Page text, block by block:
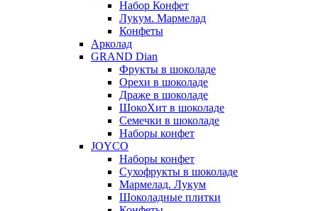
Набор Конфет
Лукум. Мармелад
Конфеты
Арколад
GRAND Dian
Фрукты в шоколаде
Орехи в шоколаде
Драже в шоколаде
ШокоХит в шоколаде
Семечки в шоколаде
Наборы конфет
JOYCO
Наборы конфет
Сухофрукты в шоколаде
Мармелад. Лукум
Шоколадные плитки